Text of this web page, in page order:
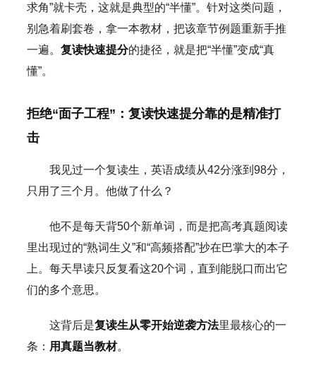
求角”就卡壳，这就是典型的“半懂”。针对这类问题，
别急着刷套卷，拿一本教材，把该章节例题重新手推
一遍。 复读快速提分的捷径，就是把“半懂”变成“真
懂”。
拒绝“面子工程”：复读快速提分靠的是精准打
击
我见过一个复读生，英语成绩从42分涨到98分，
只用了三个月。他做了什么？
他不是每天背50个新单词，而是把高考真题阅读
里出现过的“熟词生义”和“高频搭配”抄在巴掌大的本子
上。每天早读只反复看这20个词，直到能脱口而出它
们的多个意思。
这背后是复读生从零开始逆袭方法里最核心的一
条： 用真题当教材。